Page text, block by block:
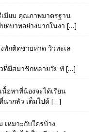
เมียม คุณภาพมาตรฐาน
ทบาทอย่างมากในงา […]
พักติดชายหาด วิวทะเล
ที่มีสมาชิกหลายวัย ทั […]
นื้อหาที่น้องจะได้เรียน
ากลัว เต็มไปด้ […]
หมาะกับใครบ้าง